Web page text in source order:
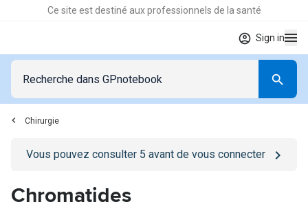
Ce site est destiné aux professionnels de la santé
Sign in
Chirurgie
Go to/se-connecterpage
Vous pouvez consulter 5 avant de vous connecter
Chromatides